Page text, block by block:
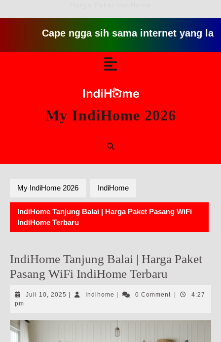
Cape ngga sih sama internet yang
My IndiHome 2026
My IndiHome 2026 IndiHome
IndiHome Tanjung Balai | Harga Paket Pasang WiFi
IndiHome Terbaru
IndiHome Tanjung Balai | Harga Paket
Pasang WiFi IndiHome Terbaru
Juli 10, 2025 Juli
Indihome Indihome0 Comment
4:27
pm